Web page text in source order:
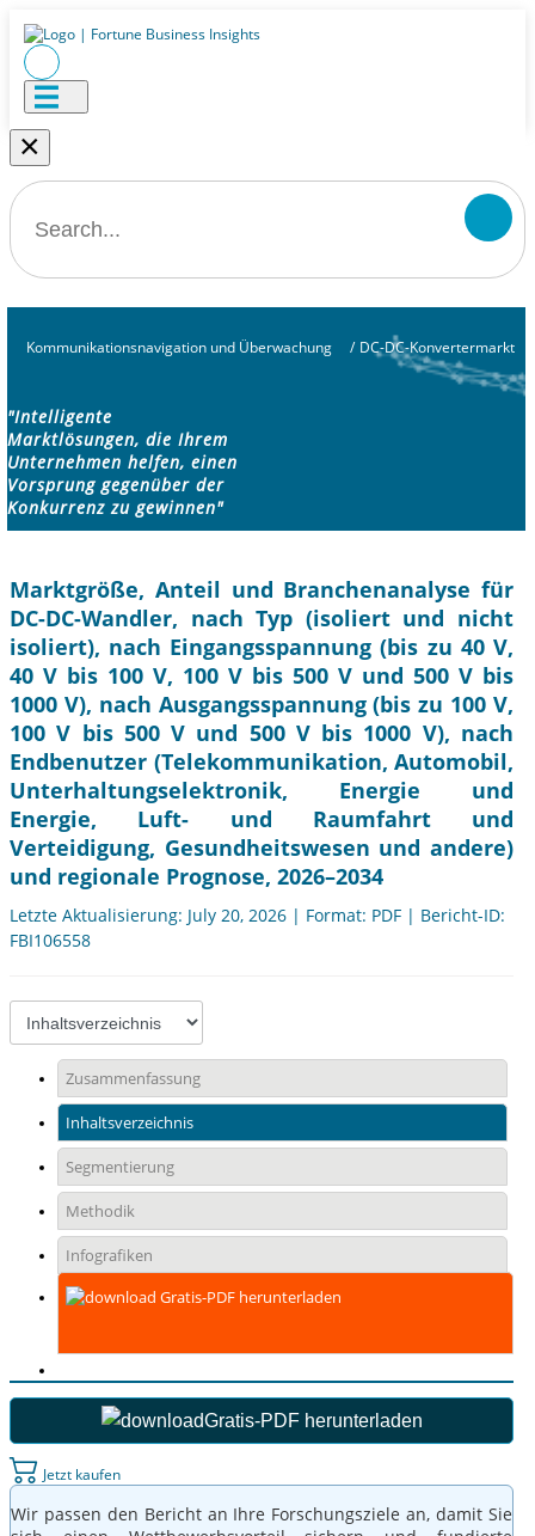
×
Kommunikationsnavigation und Überwachung / DC-DC-Konvertermarkt
"Intelligente
Marktlösungen, die Ihrem
Unternehmen helfen, einen
Vorsprung gegenüber der
Konkurrenz zu gewinnen"
Marktgröße, Anteil und Branchenanalyse für
DC-DC-Wandler, nach Typ (isoliert und nicht
isoliert), nach Eingangsspannung (bis zu 40 V,
40 V bis 100 V, 100 V bis 500 V und 500 V bis
1000 V), nach Ausgangsspannung (bis zu 100 V,
100 V bis 500 V und 500 V bis 1000 V), nach
Endbenutzer (Telekommunikation, Automobil,
Unterhaltungselektronik, Energie und
Energie, Luft- und Raumfahrt und
Verteidigung, Gesundheitswesen und andere)
und regionale Prognose, 2026–2034
Letzte Aktualisierung: July 20, 2026 | Format: PDF | Bericht-ID:
FBI106558
Zusammenfassung
Inhaltsverzeichnis
Segmentierung
Methodik
Infografiken
Gratis-PDF herunterladen
Gratis-PDF herunterladen
Jetzt kaufen
Wir passen den Bericht an Ihre Forschungsziele an, damit Sie